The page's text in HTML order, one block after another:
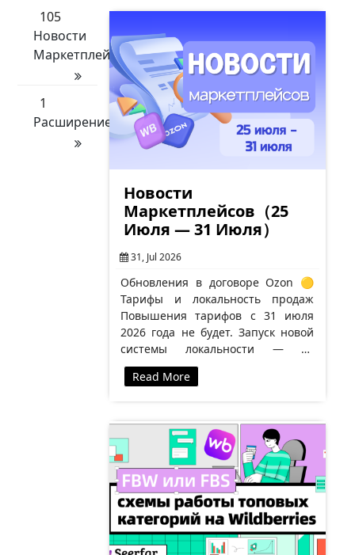
105
Новости
Маркетплейсов
1
Расширение
Новости
Маркетплейсов（25
Июля — 31 Июля）
31, Jul 2026
Обновления в договоре Ozon 🟡
Тарифы и локальность продаж
Повышения тарифов с 31 июля
2026 года не будет. Запуск новой
системы локальности — 30
августа. Скидка 6 п. п. отменяется,
… Read More